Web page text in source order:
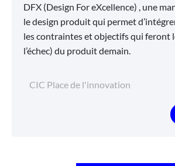
DFX (Design For eXcellence) , une
le design produit qui permet
les contraintes et objectifs qui feront
l’échec) du produit demain.
CIC Place de l'innovation